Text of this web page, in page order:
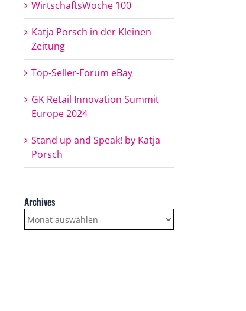
WirtschaftsWoche 100
Katja Porsch in der Kleinen
Zeitung
Top-Seller-Forum eBay
GK Retail Innovation Summit
Europe 2024
Stand up and Speak! by Katja
Porsch
Archives
Archives